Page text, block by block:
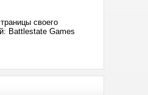
своего
Battlestate Games